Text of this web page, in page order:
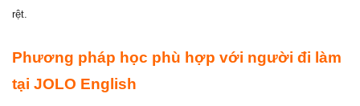
rệt.
Phương pháp học phù hợp với người đi làm
tại JOLO English